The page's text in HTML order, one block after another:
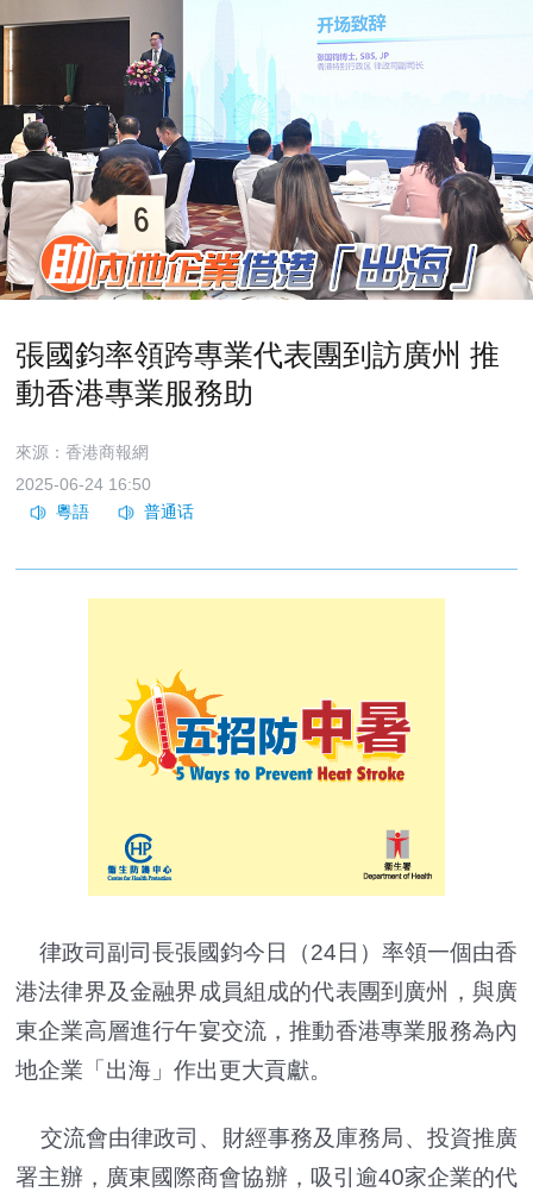
張國鈞率領跨專業代表團到訪廣州 推
動香港專業服務助
來源：香港商報網
2025-06-24 16:50
律政司副司長張國鈞今日（24日）率領一個由香
港法律界及金融界成員組成的代表團到廣州，與廣
東企業高層進行午宴交流，推動香港專業服務為內
地企業「出海」作出更大貢獻。
交流會由律政司、財經事務及庫務局、投資推廣
署主辦，廣東國際商會協辦，吸引逾40家企業的代